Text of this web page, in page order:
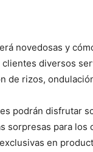
novedosas y
diversos
de rizos,
podrán disfrutar
sorpresas para
en